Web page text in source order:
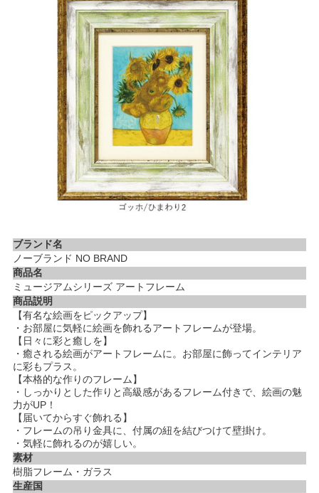
ブランド名
ノーブランド NO BRAND
商品名
ミュージアムシリーズ アートフレーム
商品説明
【有名な絵画をピックアップ】
・お部屋に気軽に絵画を飾れるアートフレームが登場。
【日々に彩と癒しを】
・癒される絵画がアートフレームに。お部屋に飾ってインテリア
に彩もプラス。
【本格的な作りのフレーム】
・しっかりとした作りと高級感があるフレーム付きで、絵画の魅
力がUP！
【届いてからすぐ飾れる】
・フレームの吊り金具に、付属の紐を結びつけて壁掛け。
・気軽に飾れるのが嬉しい。
素材
樹脂フレーム・ガラス
生産国